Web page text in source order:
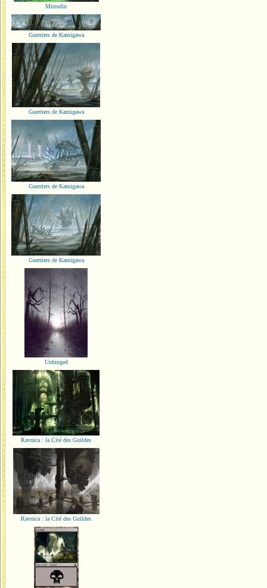
Mirrodin
Guerriers de Kamigawa
Guerriers de Kamigawa
Guerriers de Kamigawa
Guerriers de Kamigawa
Unhinged
Ravnica : la Cité des Guildes
Ravnica : la Cité des Guildes